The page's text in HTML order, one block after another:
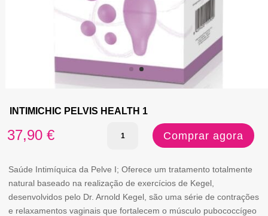
INTIMICHIC PELVIS HEALTH 1
37,90 €
Quantidade
INTIMICHIC
PELVIS
HEALTH
Comprar agora
Saúde Intimíquica da Pelve I; Oferece um tratamento totalmente
natural baseado na realização de exercícios de Kegel,
desenvolvidos pelo Dr. Arnold Kegel, são uma série de contrações
e relaxamentos vaginais que fortalecem o músculo pubococcígeo